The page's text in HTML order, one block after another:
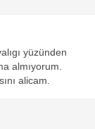
yüzünden
almıyorum.
alicam.